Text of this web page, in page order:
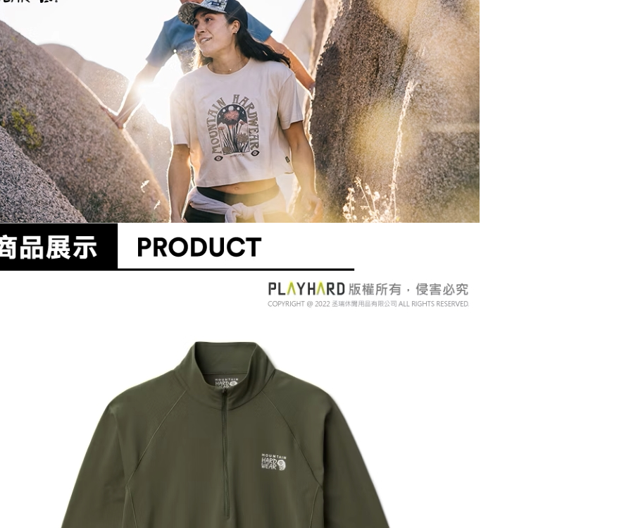
每筆NT$80，滿NT$490(含以上)免運費
離島宅配
每筆NT$80，滿NT$490(含以上)免運費
付款後門市自取
免運費